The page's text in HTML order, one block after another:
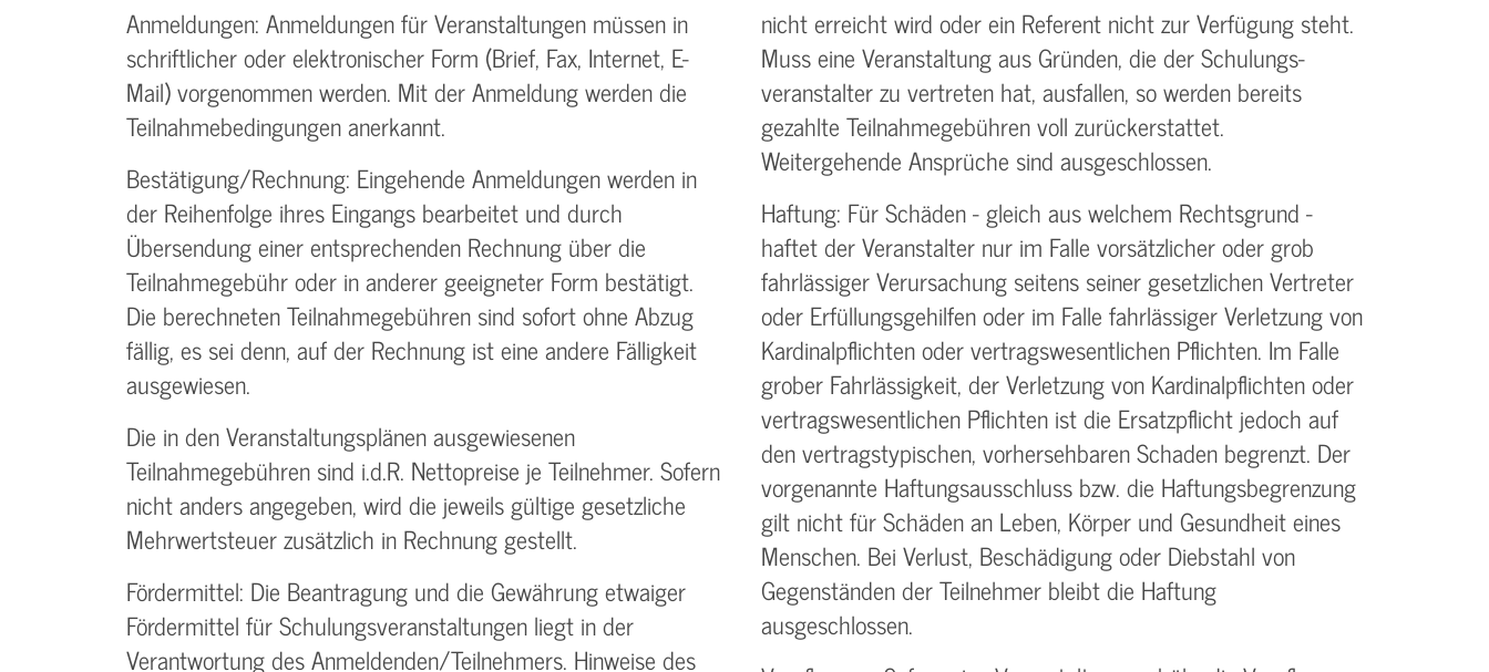
Anmeldungen: Anmeldungen für Veranstaltungen müssen in
schriftlicher oder elektronischer Form (Brief, Fax, Internet, E-
Mail) vorgenommen werden. Mit der Anmeldung werden die
Teilnahme­bedingungen anerkannt.
Bestätigung­/Rechnung: Eingehende Anmeldungen werden in
der Reihenfolge ihres Eingangs bearbeitet und durch
Übersendung einer entsprechenden Rechnung über die
Teilnahmegebühr oder in anderer geeigneter Form bestätigt.
Die berechneten Teilnahmegebühren sind sofort ohne Abzug
fällig, es sei denn, auf der Rechnung ist eine andere Fälligkeit
ausgewiesen.
Die in den Veranstaltungsplänen ausgewiesenen
Teilnahmegebühren sind i.d.R. Nettopreise je Teilnehmer. Sofern
nicht anders angegeben, wird die jeweils gültige gesetzliche
Mehrwertsteuer zusätzlich in Rechnung gestellt.
Fördermittel: Die Beantragung und die Gewährung etwaiger
Fördermittel für Schulungs­veranstaltungen liegt in der
Verantwortung des Anmeldenden/­Teilnehmers. Hinweise des
nicht erreicht wird oder ein Referent nicht zur Verfügung steht.
Muss eine Veranstaltung aus Gründen, die der Schulungs­
veranstalter zu vertreten hat, ausfallen, so werden bereits
gezahlte Teilnahme­gebühren voll zurückerstattet.
Weitergehende Ansprüche sind ausgeschlossen.
Haftung: Für Schäden - gleich aus welchem Rechtsgrund -
haftet der Veranstalter nur im Falle vorsätzlicher oder grob
fahrlässiger Verursachung seitens seiner gesetzlichen Vertreter
oder Erfüllungsgehilfen oder im Falle fahrlässiger Verletzung von
Kardinalpflichten oder vertrags­wesentlichen Pflichten. Im Falle
grober Fahrlässigkeit, der Verletzung von Kardinalpflichten oder
vertrags­wesentlichen Pflichten ist die Ersatzpflicht jedoch auf
den vertragstypischen, vorhersehbaren Schaden begrenzt. Der
vorgenannte Haftungs­ausschluss bzw. die Haftungs­begrenzung
gilt nicht für Schäden an Leben, Körper und Gesundheit eines
Menschen. Bei Verlust, Beschädigung oder Diebstahl von
Gegenständen der Teilnehmer bleibt die Haftung
ausgeschlossen.